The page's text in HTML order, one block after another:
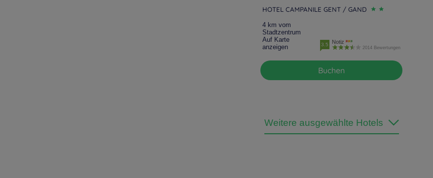
HOTEL CAMPANILE GENT / GAND
4 km vom
Stadtzentrum
Auf Karte
anzeigen
3.5 Notiz
2014 Bewertungen
Buchen
Weitere ausgewählte Hotels